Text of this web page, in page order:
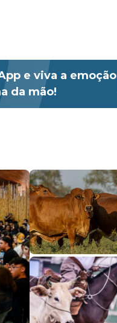
e viva a emoção
da mão!